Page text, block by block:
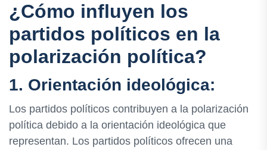
¿Cómo influyen los
partidos políticos en la
polarización política?
1. Orientación ideológica:
Los partidos políticos contribuyen a la polarización
política debido a la orientación ideológica que
representan. Los partidos políticos ofrecen una